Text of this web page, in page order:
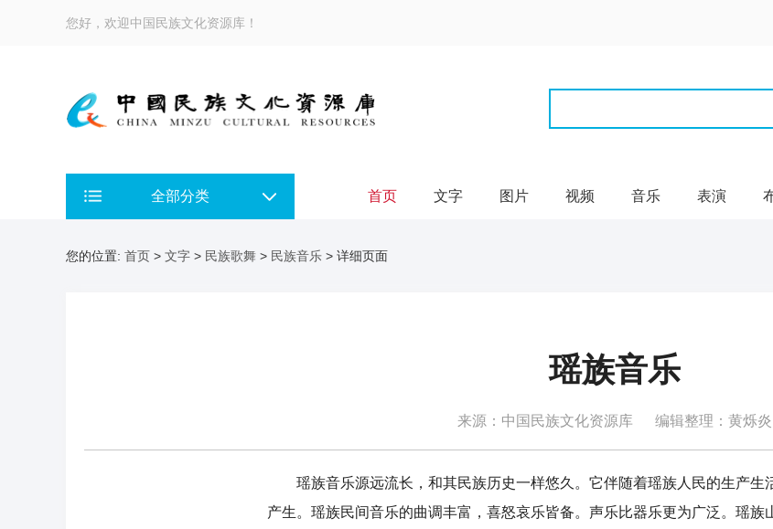
您好，欢迎中国民族文化资源库！
全部分类 首页 文字 图片 视频 音乐 表演
您的位置: 首页 > 文字 > 民族歌舞 > 民族音乐 > 详细页面
瑶族音乐
来源：中国民族文化资源库 编辑整理：黄烁炎
瑶族音乐源远流长，和其民族历史一样悠久。它伴随着瑶族人民的生产生
产生。瑶族民间音乐的曲调丰富，喜怒哀乐皆备。声乐比器乐更为广泛。瑶族